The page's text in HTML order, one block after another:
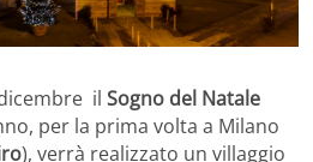
il Sogno del Natale
per la prima volta a Milano
), verrà realizzato un villaggio